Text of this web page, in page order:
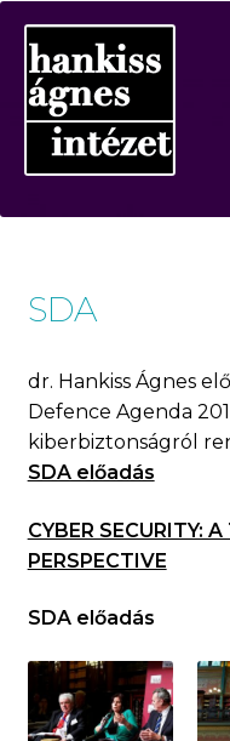
a
navigációhoz
a
tartalomba
SDA
dr. Hankiss Ágnes
Defence Agenda
kiberbiztonságról
SDA előadás
CYBER SECURITY:
PERSPECTIVE
SDA előadás